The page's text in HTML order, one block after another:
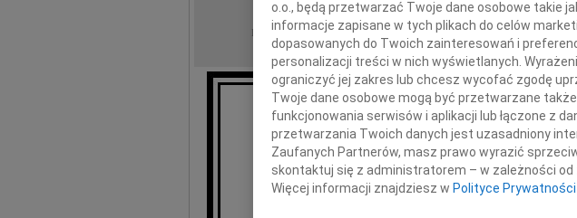
REGION: Kielce
DATA EMISJI: 06.02.2010
Pani
Joannie Piotrowskiej
o.o., będą przetwarzać Twoje dane osobowe takie
informacje zapisane w tych plikach do celów
dopasowanych do Twoich zainteresowań i
personalizacji treści w nich wyświetlanych.
ograniczyć jej zakres lub chcesz wycofać zgodę
Twoje dane osobowe mogą być przetwarzane
funkcjonowania serwisów i aplikacji lub łączone z
przetwarzania Twoich danych jest uzasadniony
Zaufanych Partnerów, masz prawo wyrazić
skontaktuj się z administratorem – w zależności
Więcej informacji znajdziesz w Polityce Prywatności